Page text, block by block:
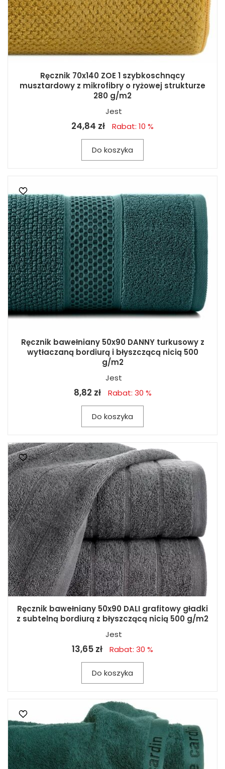
Ręcznik 70x140 ZOE 1 szybkoschnący
musztardowy z mikrofibry o ryżowej strukturze
280 g/m2
Jest
24,84 zł Rabat: 10 %
Do koszyka
Ręcznik bawełniany 50x90 DANNY turkusowy z
wytłaczaną bordiurą i błyszczącą nicią 500
g/m2
Jest
8,82 zł Rabat: 30 %
Do koszyka
Ręcznik bawełniany 50x90 DALI grafitowy gładki
z subtelną bordiurą z błyszczącą nicią 500 g/m2
Jest
13,65 zł Rabat: 30 %
Do koszyka